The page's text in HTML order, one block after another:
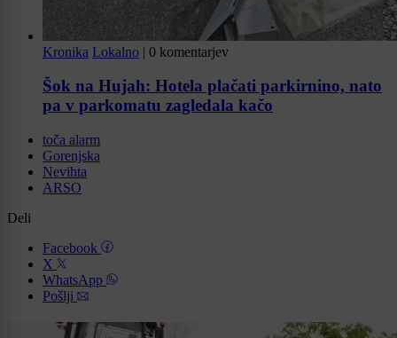
Kronika Lokalno | 0 komentarjev
Šok na Hujah: Hotela plačati parkirnino, nato
pa v parkomatu zagledala kačo
toča alarm
Gorenjska
Nevihta
ARSO
Deli
Facebook
X
WhatsApp
Pošlji